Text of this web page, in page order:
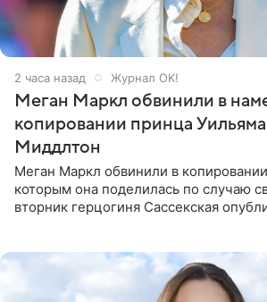
2 часа назад Журнал OK!
Меган Маркл обвинили в
копировании принца
Миддлтон
Меган Маркл обвинили в
которым она поделилась по случаю
вторник герцогиня Сассекская